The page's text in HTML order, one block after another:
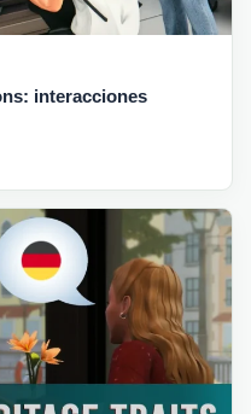
interacciones